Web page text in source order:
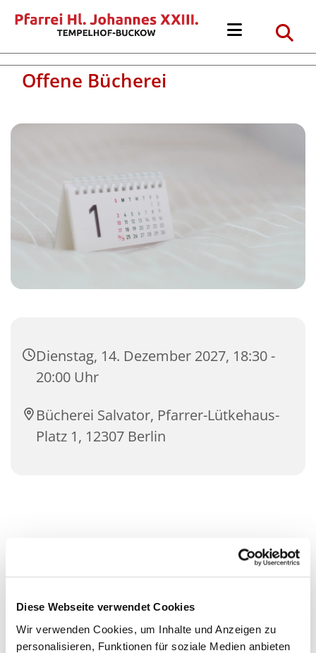
Diese Webseite verwendet Cookies
Wir verwenden Cookies, um Inhalte und Anzeigen zu
personalisieren, Funktionen für soziale Medien anbieten
Offene Bücherei
Dienstag, 14. Dezember 2027, 18:30 -
20:00 Uhr
Bücherei Salvator, Pfarrer-Lütkehaus-
Platz 1, 12307 Berlin